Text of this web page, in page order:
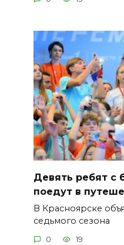
Девять ребят с
поедут в
В Красноярске
седьмого сезона
0 19